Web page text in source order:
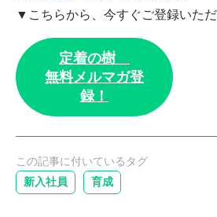
▼こちらから、今すぐご登録いただ
定着の樹
無料メルマガ登
録！
この記事に付いているタグ
新入社員
育成